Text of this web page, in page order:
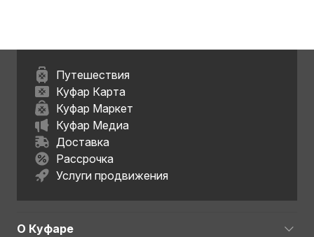
Путешествия
Куфар Карта
Куфар Маркет
Куфар Медиа
Доставка
Рассрочка
Услуги продвижения
О Куфаре